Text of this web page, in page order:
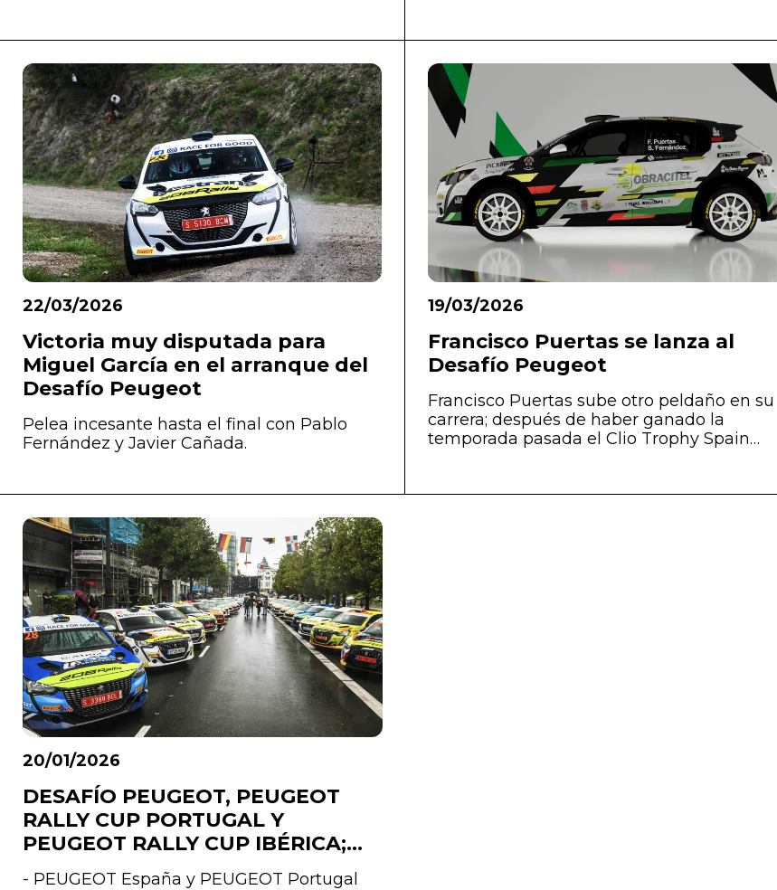
inaugural de la monomarca que gestiona
Sports&You.
22/03/2026
Victoria muy disputada para
Miguel García en el arranque del
Desafío Peugeot
Pelea incesante hasta el final con Pablo
Fernández y Javier Cañada.
19/03/2026
Francisco Puertas se lanza al
Desafío Peugeot
Francisco Puertas sube otro peldaño en su
carrera; después de haber ganado la
temporada pasada el Clio Trophy Spain
de la Copa Kobe Motor 2023, se suma al
20/01/2026
DESAFÍO PEUGEOT, PEUGEOT
RALLY CUP PORTUGAL Y
PEUGEOT RALLY CUP IBÉRICA;
tres campeonatos en uno para
- PEUGEOT España y PEUGEOT Portugal